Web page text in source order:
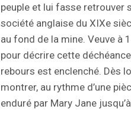
peuple et lui fasse retrouver
société anglaise du XIXe
au fond de la mine. Veuve à
pour décrire cette
rebours est enclenché. Dès
montrer, au rythme d’une
enduré par Mary Jane